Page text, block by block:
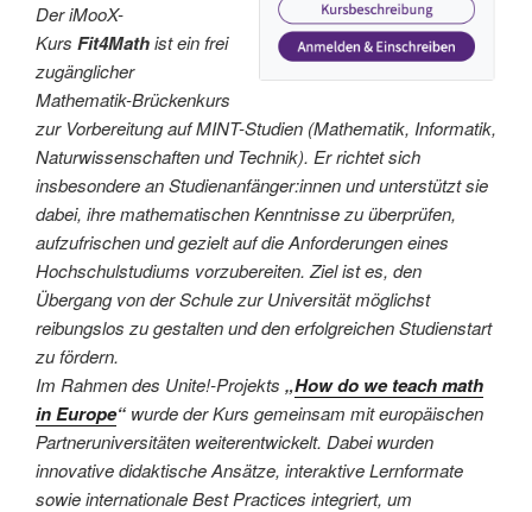
Der iMooX-
Kurs Fit4Mathist ein frei
zugänglicher
Mathematik-Brückenkurs
zur Vorbereitung auf MINT-Studien (Mathematik, Informatik,
Naturwissenschaften und Technik). Er richtet sich
insbesondere an Studienanfänger:innen und unterstützt sie
dabei, ihre mathematischen Kenntnisse zu überprüfen,
aufzufrischen und gezielt auf die Anforderungen eines
Hochschulstudiums vorzubereiten. Ziel ist es, den
Übergang von der Schule zur Universität möglichst
reibungslos zu gestalten und den erfolgreichen Studienstart
zu fördern.
Im Rahmen des Unite!-Projekts „How do we teach math
in Europe“ wurde der Kurs gemeinsam mit europäischen
Partneruniversitäten weiterentwickelt. Dabei wurden
innovative didaktische Ansätze, interaktive Lernformate
sowie internationale Best Practices integriert, um